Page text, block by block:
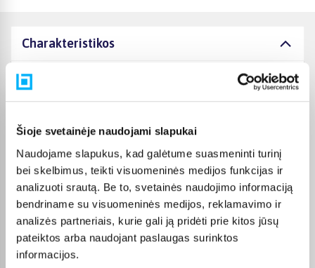
Šioje svetainėje naudojami slapukai
Naudojame slapukus, kad galėtume suasmeninti turinį
bei skelbimus, teikti visuomeninės medijos funkcijas ir
analizuoti srautą. Be to, svetainės naudojimo informaciją
bendriname su visuomeninės medijos, reklamavimo ir
analizės partneriais, kurie gali ją pridėti prie kitos jūsų
pateiktos arba naudojant paslaugas surinktos
informacijos.
Charakteristikos
Gamintojas
CE sertifikatas
reikalavimus žaislams. CE
žymą rasite ant pakuotės.
Išsaugokite gamintojo ir
importuotojo rekvizitus
ateičiai. Jie nurodyti ant
pakuotės.
Garantinis laikotarpis 24 mėn.